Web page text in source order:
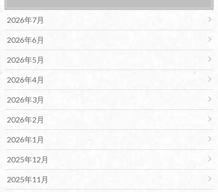
2026年7月
2026年6月
2026年5月
2026年4月
2026年3月
2026年2月
2026年1月
2025年12月
2025年11月